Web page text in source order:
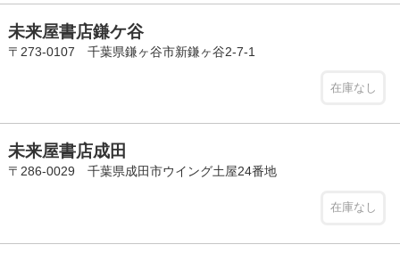
未来屋書店鎌ケ谷
〒273-0107 千葉県鎌ヶ谷市新鎌ヶ谷2-7-1
在庫なし
未来屋書店成田
〒286-0029 千葉県成田市ウイング土屋24番地
在庫なし